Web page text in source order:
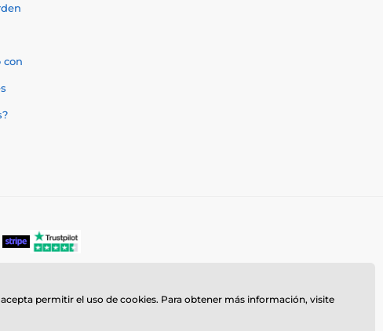
con
permitir el uso de cookies. Para obtener más información, visite